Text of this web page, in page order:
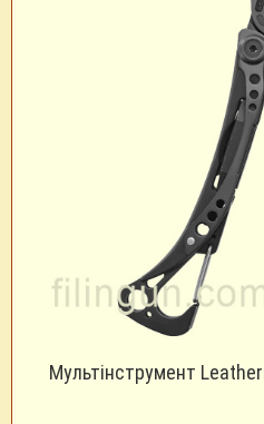
Мультінструмент